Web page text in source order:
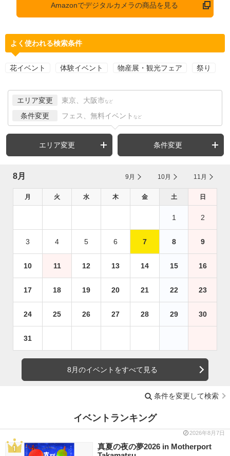
Amazonでデジタルカメラの商品を見る
よく使われる検索条件
花イベント 体験イベント 物産展・観光フェア 祭り
エリア変更 東京、大阪市 など
条件変更 フェス、無料イベント など
エリア変更 条件変更
8月 9月 10月 11月
月 火 水 木 金 土 日
1 2
3 4 5 6 7 8 9
10 11 12 13 14 15 16
17 18 19 20 21 22 23
24 25 26 27 28 29 30
31
8月のイベントをすべて見る
条件を変更して検索
イベントランキング
2026年8月7日
真夏の夜の夢2026 in Motherport